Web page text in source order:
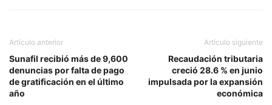
Artículo anterior
Sunafil recibió más de 9,600
denuncias por falta de pago
de gratificación en el último
año
Artículo siguiente
Recaudación tributaria
creció 28.6 % en junio
impulsada por la expansión
económica